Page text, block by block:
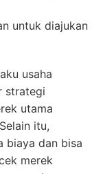
untuk diajukan
usaha
strategi
utama
itu,
biaya dan bisa
merek